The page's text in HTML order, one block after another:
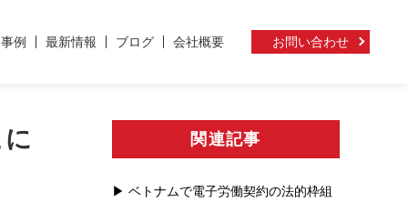
例 最新情報 ブログ 会社概要 お問い合わせ
関連記事
ベトナムで電子労働契約の法的枠組